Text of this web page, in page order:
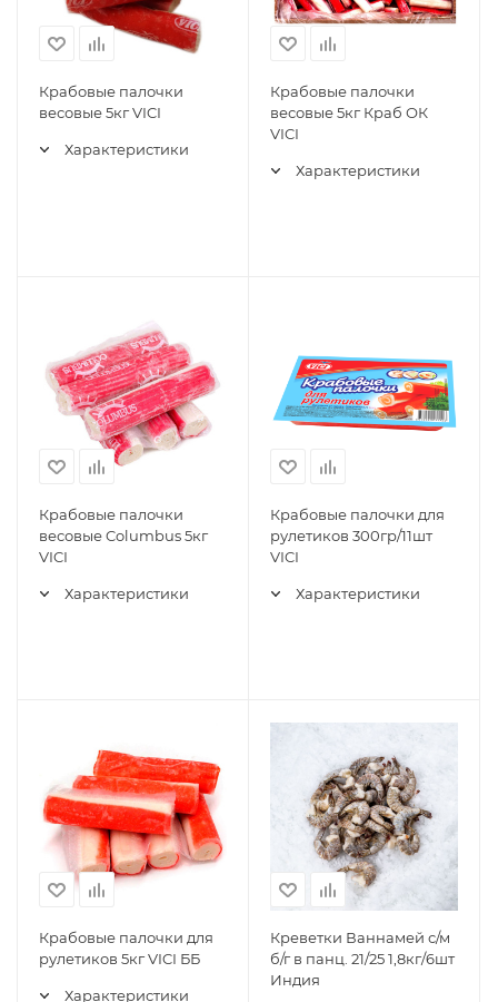
Крабовые палочки
весовые 5кг VICI
Характеристики
Крабовые палочки
весовые 5кг Краб ОК
VICI
Характеристики
Крабовые палочки
весовые Columbus 5кг
VICI
Характеристики
Крабовые палочки для
рулетиков 300гр/11шт
VICI
Характеристики
Крабовые палочки для
рулетиков 5кг VICI ББ
Характеристики
Креветки Ваннамей с/м
б/г в панц. 21/25 1,8кг/6шт
Индия